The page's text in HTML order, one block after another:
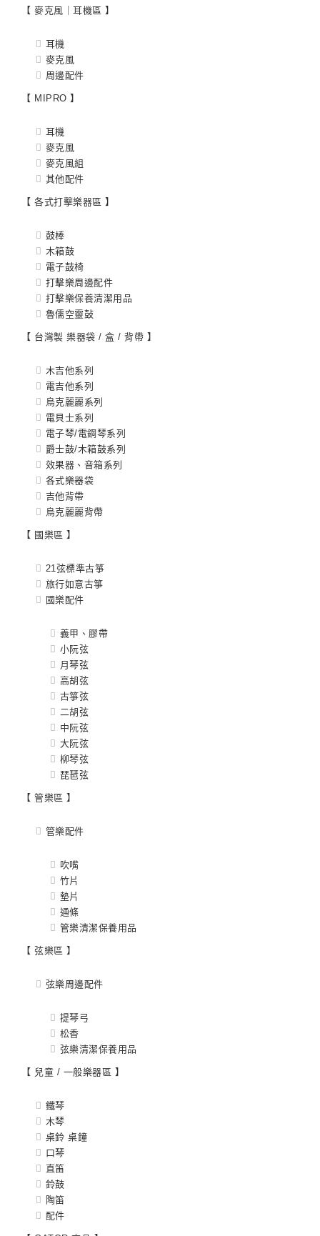
【 麥克風｜耳機區 】
耳機
麥克風
周邊配件
【 MIPRO 】
耳機
麥克風
麥克風組
其他配件
【 各式打擊樂器區 】
鼓棒
木箱鼓
電子鼓椅
打擊樂周邊配件
打擊樂保養清潔用品
魯儒空靈鼔
【 台灣製 樂器袋 / 盒 / 背帶 】
木吉他系列
電吉他系列
烏克麗麗系列
電貝士系列
電子琴/電鋼琴系列
爵士鼓/木箱鼓系列
效果器、音箱系列
各式樂器袋
吉他背帶
烏克麗麗背帶
【 國樂區 】
21弦標準古箏
旅行如意古箏
國樂配件
義甲、膠帶
小阮弦
月琴弦
高胡弦
古箏弦
二胡弦
中阮弦
大阮弦
柳琴弦
琵琶弦
【 管樂區 】
管樂配件
吹嘴
竹片
墊片
通條
管樂清潔保養用品
【 弦樂區 】
弦樂周邊配件
提琴弓
松香
弦樂清潔保養用品
【 兒童 / 一般樂器區 】
鐵琴
木琴
桌鈴 桌鐘
口琴
直笛
鈴鼓
陶笛
配件